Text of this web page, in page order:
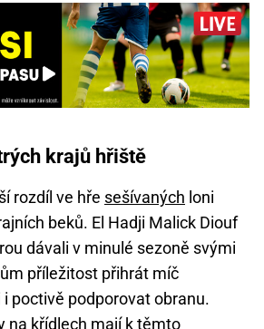
krajů hřiště
rozdíl ve hře sešívaných loni
beků. El Hadji Malick Diouf
dávali v minulé sezoně svými
příležitost přihrát míč
poctivě podporovat obranu.
na křídlech mají k těmto